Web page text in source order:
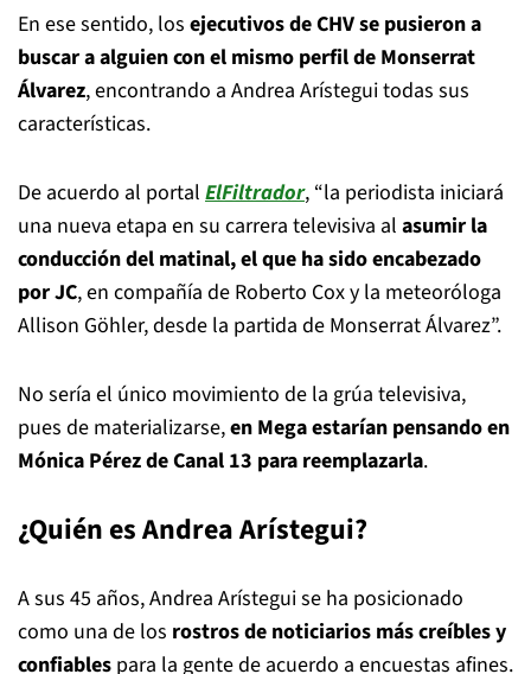
En ese sentido, los ejecutivos de CHV se pusieron a
buscar a alguien con el mismo perfil de Monserrat
Álvarez, encontrando a Andrea Arístegui todas sus
características.
De acuerdo al portal ElFiltrador, “la periodista iniciará
una nueva etapa en su carrera televisiva al asumir la
conducción del matinal, el que ha sido encabezado
por JC, en compañía de Roberto Cox y la meteoróloga
Allison Göhler, desde la partida de Monserrat Álvarez”.
No sería el único movimiento de la grúa televisiva,
pues de materializarse,en Mega estarían pensando en
Mónica Pérez de Canal 13 para reemplazarla.
¿Quién es Andrea Arístegui?
A sus 45 años, Andrea Arístegui se ha posicionado
como una de los rostros de noticiarios más creíbles y
confiables para la gente de acuerdo a encuestas afines.